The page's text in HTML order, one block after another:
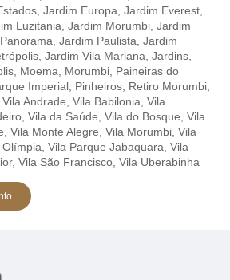
Jardim Europa, Jardim Everest,
Luzitania, Jardim Morumbi, Jardim
Jardim Paulista, Jardim
Jardim Vila Mariana, Jardins,
Moema, Morumbi, Paineiras do
Imperial, Pinheiros, Retiro Morumbi,
Vila Andrade, Vila Babilonia, Vila
Vila da Saúde, Vila do Bosque, Vila
Vila Monte Alegre, Vila Morumbi, Vila
Vila Parque Jabaquara, Vila
Vila São Francisco, Vila Uberabinha